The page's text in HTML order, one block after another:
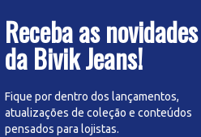
Receba as novidades
da Bivik Jeans!
Fique por dentro dos lançamentos,
atualizações de coleção e conteúdos
pensados para lojistas.